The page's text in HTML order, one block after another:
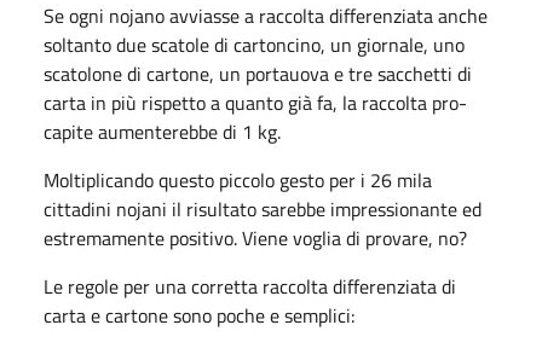
Se ogni nojano avviasse a raccolta differenziata anche
soltanto due scatole di cartoncino, un giornale, uno
scatolone di cartone, un portauova e tre sacchetti di
carta in più rispetto a quanto già fa, la raccolta pro-
capite aumenterebbe di 1 kg.
Moltiplicando questo piccolo gesto per i 26 mila
cittadini nojani il risultato sarebbe impressionante ed
estremamente positivo. Viene voglia di provare, no?
Le regole per una corretta raccolta differenziata di
carta e cartone sono poche e semplici: